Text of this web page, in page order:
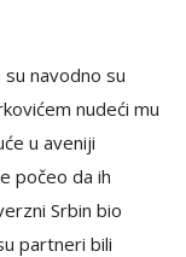
navodno su
nudeći mu
u aveniji
počeo da ih
Srbin bio
partneri bili